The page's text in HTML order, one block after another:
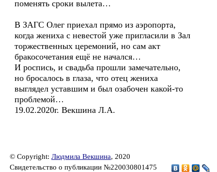
поменять сроки вылета…
В ЗАГС Олег приехал прямо из аэропорта,
когда жениха с невестой уже пригласили в Зал
торжественных церемоний, но сам акт
бракосочетания ещё не начался…
И роспись, и свадьба прошли замечательно,
но бросалось в глаза, что отец жениха
выглядел уставшим и был озабочен какой-то
проблемой…
19.02.2020г. Векшина Л.А.
© Copyright: Людмила Векшина, 2020
Свидетельство о публикации №220030801475